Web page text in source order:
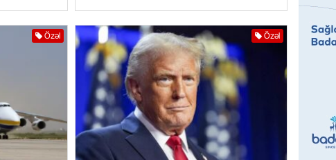
Özəl Özəl
REKLAM
üçün
ilə